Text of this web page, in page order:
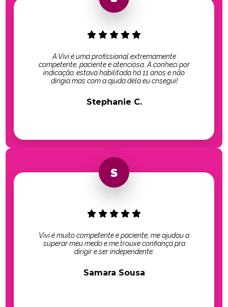
A Vivi é uma profissional extremamente
competente, paciente e atenciosa. A conheci por
indicação, estava habilitada há 11 anos e não
dirigia mas com a ajuda dela eu cnsegui!
Stephanie C.
Vivi é muito competente e paciente, me ajudou a
superar meu medo e me trouxe confiança pra
dirigir e ser independente.
Samara Sousa